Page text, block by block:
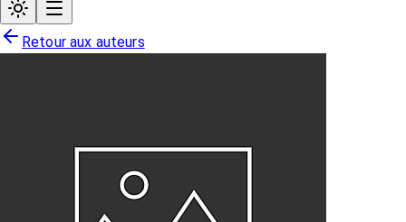
Retour aux auteurs